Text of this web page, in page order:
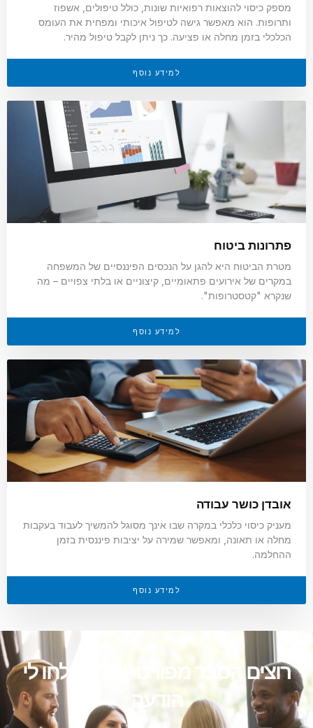
מספק כיסוי להוצאות רפואיות שונות, כולל טיפולים, אשפוז
ותרופות. הוא מאפשר גישה לטיפול איכותי ומפחית את העומס
הכלכלי בזמן מחלה או פציעה. כך ניתן לקבל טיפול מהיר.
למידע נוסף
פתרונות ביטוח
מטרת הביטוח היא להגן על הנכסים הפיננסיים של המשפחה
במקרים של אירועים פתאומיים, קיצוניים או בלתי צפויים – מה
שנקרא "קטסטרופות".
למידע נוסף
אובדן כושר עבודה
מעניק כיסוי כלכלי במקרה שבו אינך מסוגל להמשיך לעבוד בעקבות
מחלה או תאונה, ומאפשר שמירה על יציבות פיננסית בזמן
ההחלמה.
למידע נוסף
רוצים הסבר מפורט יותר? שלחו לי
הודעה